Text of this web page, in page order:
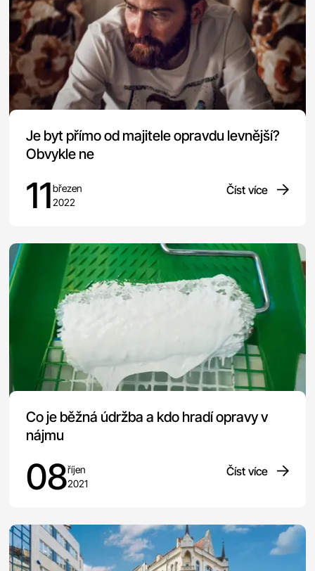
Je byt přímo od majitele opravdu levnější?
Obvykle ne
11březen
2022
Číst více
Co je běžná údržba a kdo hradí opravy v
nájmu
08říjen
2021
Číst více